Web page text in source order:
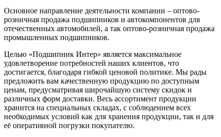
Основное направление деятельности компании – оптово-
розничная продажа подшипников и автокомпонентов для
отечественных автомобилей, а так оптово-розничная продажа
промышленных подшипников.
Целью «Подшипник Интер» является максимальное
удовлетворение потребностей наших клиентов, что
достигается, благодаря гибкой ценовой политике. Мы рады
предложить вам качественную продукцию по доступным
ценам, предусматривая широчайшую систему скидок и
различных форм доставки. Весь ассортимент продукции
хранится на специальных складах, с соблюдением всех
необходимых условий как для хранения продукции, так и для
её оперативной погрузки покупателю.